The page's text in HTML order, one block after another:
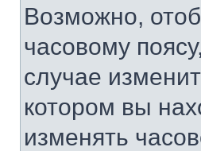
Возможно,
часовому
случае
котором вы
изменять